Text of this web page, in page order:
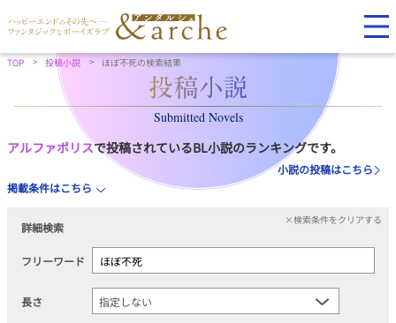
TOP 投稿小説 ほぼ不死の検索結果
Submitted Novels
アルファポリスで投稿されているBL小説のランキングです。
小説の投稿はこちら
掲載条件はこちら
詳細検索
×検索条件をクリアする
フリーワード
長さ